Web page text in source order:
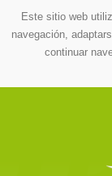
Este sitio web
navegación,
continuar